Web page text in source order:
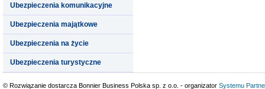
Ubezpieczenia komunikacyjne
Ubezpieczenia majątkowe
Ubezpieczenia na życie
Ubezpieczenia turystyczne
© Rozwiązanie dostarcza Bonnier Business Polska sp. z o.o. - organizator Systemu